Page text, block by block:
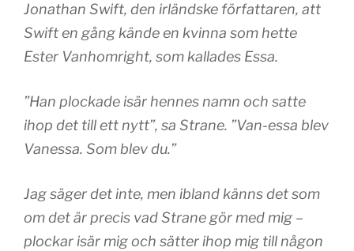
Jonathan Swift, den irländske författaren, att
Swift en gång kände en kvinna som hette
Ester Vanhomright, som kallades Essa.
”Han plockade isär hennes namn och satte
ihop det till ett nytt”, sa Strane. ”Van-essa blev
Vanessa. Som blev du.”
Jag säger det inte, men ibland känns det som
om det är precis vad Strane gör med mig –
plockar isär mig och sätter ihop mig till någon